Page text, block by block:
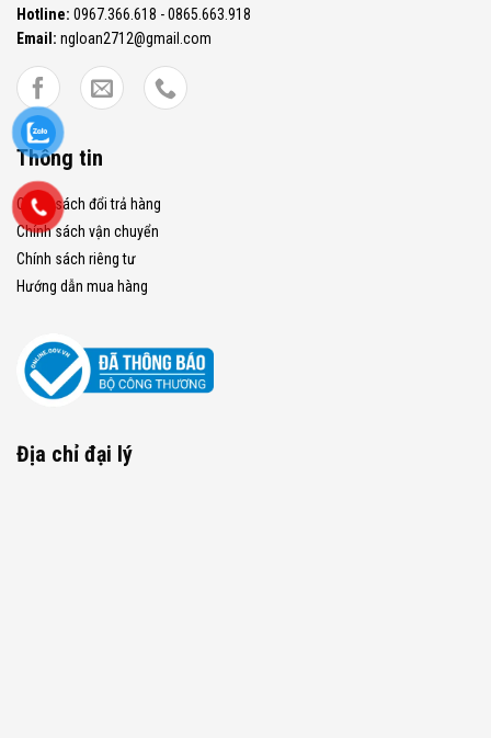
Hotline: 0967.366.618 - 0865.663.918
Email: ngloan2712@gmail.com
Thông tin
Chính sách đổi trả hàng
Chính sách vận chuyển
Chính sách riêng tư
Hướng dẫn mua hàng
Địa chỉ đại lý